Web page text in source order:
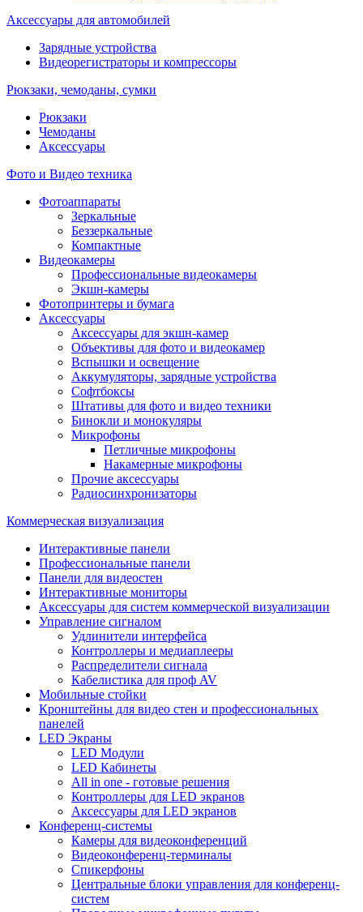
Аксессуары для автомобилей
Зарядные устройства
Видеорегистраторы и компрессоры
Рюкзаки, чемоданы, сумки
Рюкзаки
Чемоданы
Аксессуары
Фото и Видео техника
Фотоаппараты
Зеркальные
Беззеркальные
Компактные
Видеокамеры
Профессиональные видеокамеры
Экшн-камеры
Фотопринтеры и бумага
Аксессуары
Аксессуары для экшн-камер
Объективы для фото и видеокамер
Вспышки и освещение
Аккумуляторы, зарядные устройства
Софтбоксы
Штативы для фото и видео техники
Бинокли и монокуляры
Микрофоны
Петличные микрофоны
Накамерные микрофоны
Прочие аксессуары
Радиосинхронизаторы
Коммерческая визуализация
Интерактивные панели
Профессиональные панели
Панели для видеостен
Интерактивные мониторы
Аксессуары для систем коммерческой визуализации
Управление сигналом
Удлинители интерфейса
Контроллеры и медиаплееры
Распределители сигнала
Кабелистика для проф AV
Мобильные стойки
Кронштейны для видео стен и профессиональных
панелей
LED Экраны
LED Модули
LED Кабинеты
All in one - готовые решения
Контроллеры для LED экранов
Аксессуары для LED экранов
Конференц-системы
Камеры для видеоконференций
Видеоконференц-терминалы
Спикерфоны
Центральные блоки управления для конференц-
систем